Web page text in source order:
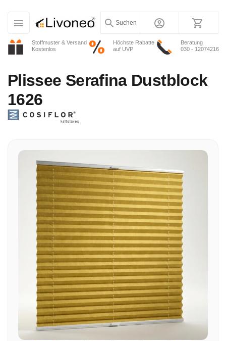
Stoffmuster & Versand
Kostenlos
Höchste Rabatte
auf UVP
Beratung
030 - 12074216
Suchen
Plissee Serafina Dustblock
1626